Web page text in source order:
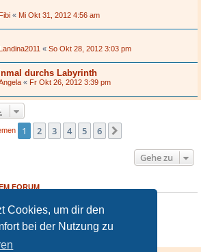
Cookies, um dir den
bei der Nutzung zu
Fibi « Mi Okt 31, 2012 4:56 am
Landina2011 « So Okt 28, 2012 3:03 pm
durchs Labyrinth
« Fr Okt 26, 2012 3:39 pm
1 2 3 4 5 6
Gehe zu
FORUM
in diesem Forum erstellen.
Forum nicht löschen.